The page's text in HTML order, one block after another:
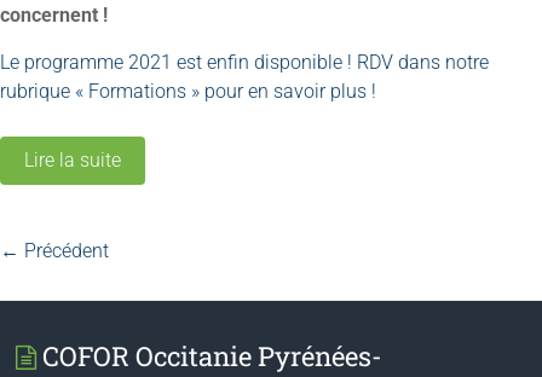
concernent !
Le programme 2021 est enfin disponible ! RDV dans notre
rubrique « Formations » pour en savoir plus !
Lire la suite
← Précédent
COFOR Occitanie Pyrénées-